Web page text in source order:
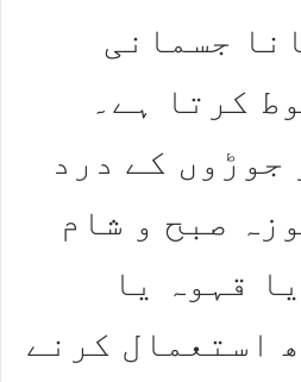
جسمانی
کرتا ہے۔
جوڑوں کے درد
صبح و شام
قہوہ یا
استعمال کرنے